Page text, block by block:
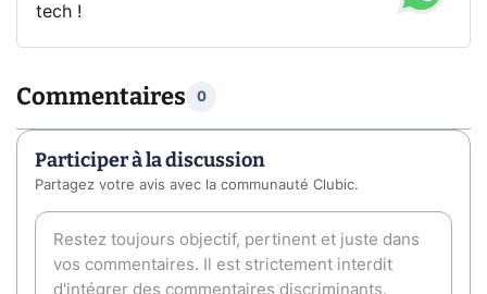
tech !
Commentaires 0
Participer à la discussion
Partagez votre avis avec la communauté Clubic.